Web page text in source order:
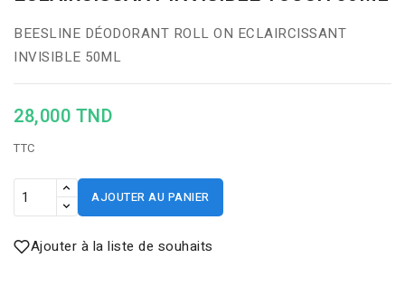
BEESLINE DÉODORANT ROLL ON ECLAIRCISSANT
INVISIBLE 50ML
28,000 TND
TTC
AJOUTER AU PANIER
Ajouter à la liste de souhaits